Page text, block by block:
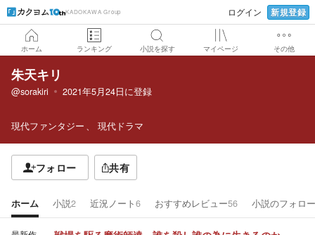
KADOKAWA Group ログイン 新規登録
ホーム ランキング 小説を探す マイページ その他
朱天キリ
@sorakiri 2021年5月24日に登録
現代ファンタジー 現代ドラマ
フォロー 共有
ホーム 小説2 近況ノート6 おすすめレビュー56 小説のフォロー